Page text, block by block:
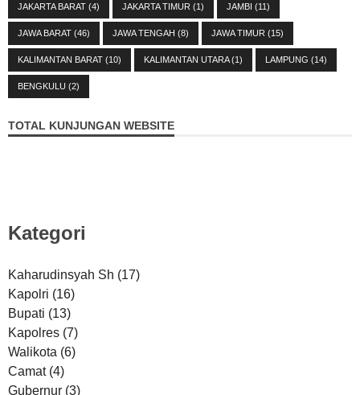
JAKARTA BARAT (4) JAKARTA TIMUR (1) JAMBI (11)
JAWA BARAT (46) JAWA TENGAH (8) JAWA TIMUR (15)
KALIMANTAN BARAT (10) KALIMANTAN UTARA(1) LAMPUNG (14)
BENGKULU (2)
TOTAL KUNJUNGAN WEBSITE
Kategori
Kaharudinsyah Sh (17)
Kapolri (16)
Bupati (13)
Kapolres (7)
Walikota (6)
Camat (4)
Gubernur (3)